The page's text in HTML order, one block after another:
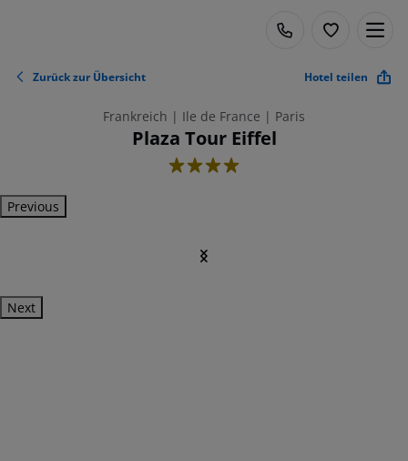
Zurück zur Übersicht Hotel teilen
Frankreich | Ile de France | Paris
Plaza Tour Eiffel
4
Previous
Next